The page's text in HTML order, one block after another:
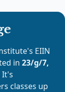
EIIN
in 23/g/7,
It's
classes up